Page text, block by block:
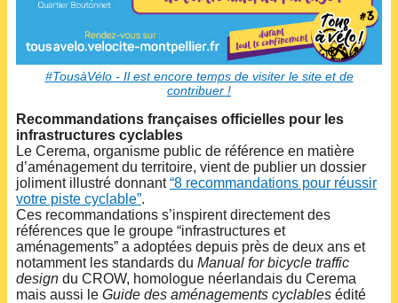
#TousàVélo - Il est encore temps de visiter le site et de
contribuer !
Recommandations françaises officielles pour les
infrastructures cyclables
Le Cerema, organisme public de référence en matière
d’aménagement du territoire, vient de publier un dossier
joliment illustré donnant“8 recommandations pour réussir
votre piste cyclable”.
Ces recommandations s’inspirent directement des
références que le groupe “infrastructures et
aménagements” a adoptées depuis près de deux ans et
notamment les standards du Manual for bicycle traffic
design du CROW, homologue néerlandais du Cerema
mais aussi le Guide des aménagements cyclables édité